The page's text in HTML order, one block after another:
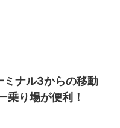
ミナル3からの移動
乗り場が便利！